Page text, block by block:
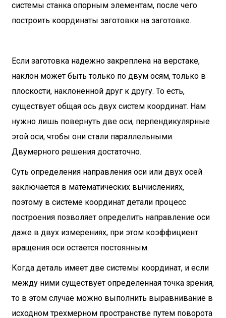
системы станка опорным элементам, после чего
построить координаты заготовки на заготовке.
Если заготовка надежно закреплена на верстаке,
наклон может быть только по двум осям, только в
плоскости, наклоненной друг к другу. То есть,
существует общая ось двух систем координат. Нам
нужно лишь повернуть две оси, перпендикулярные
этой оси, чтобы они стали параллельными.
Двумерного решения достаточно.
Суть определения направления оси или двух осей
заключается в математических вычислениях,
поэтому в системе координат детали процесс
построения позволяет определить направление оси
даже в двух измерениях, при этом коэффициент
вращения оси остается постоянным.
Когда деталь имеет две системы координат, и если
между ними существует определенная точка зрения,
то в этом случае можно выполнить выравнивание в
исходном трехмерном пространстве путем поворота